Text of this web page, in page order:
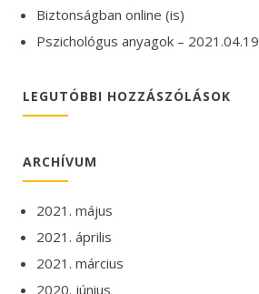
Biztonságban online (is)
Pszichológus anyagok – 2021.04.19
LEGUTÓBBI HOZZÁSZÓLÁSOK
ARCHÍVUM
2021. május
2021. április
2021. március
2020. június